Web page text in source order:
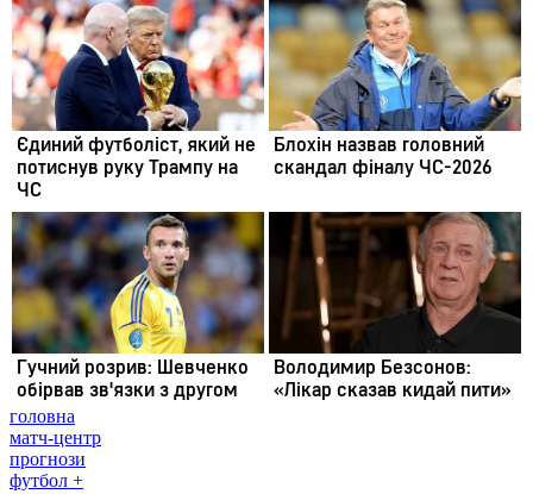
головна
матч-центр
прогнози
футбол +